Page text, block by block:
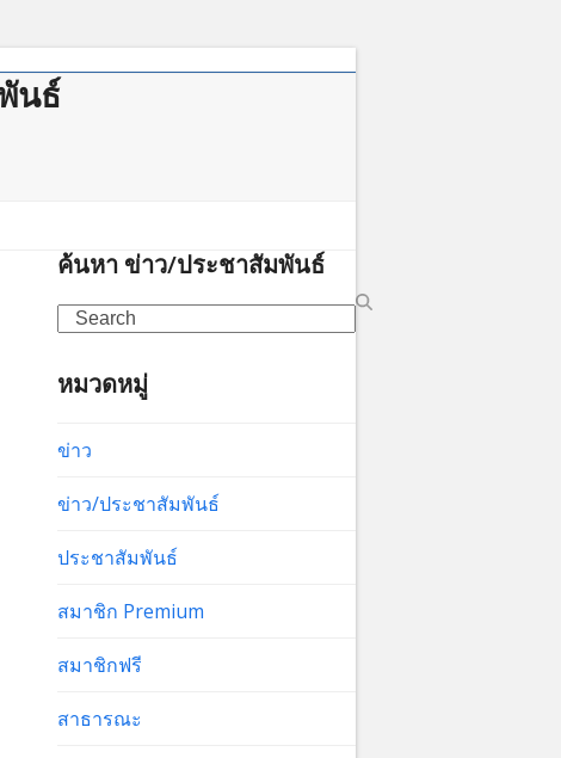
นธ์
ค้นหา ข่าว/ประชาสัมพันธ์
Search
หมวดหมู่
ข่าว
ข่าว/ประชาสัมพันธ์
ประชาสัมพันธ์
สมาชิก Premium
สมาชิกฟรี
สาธารณะ